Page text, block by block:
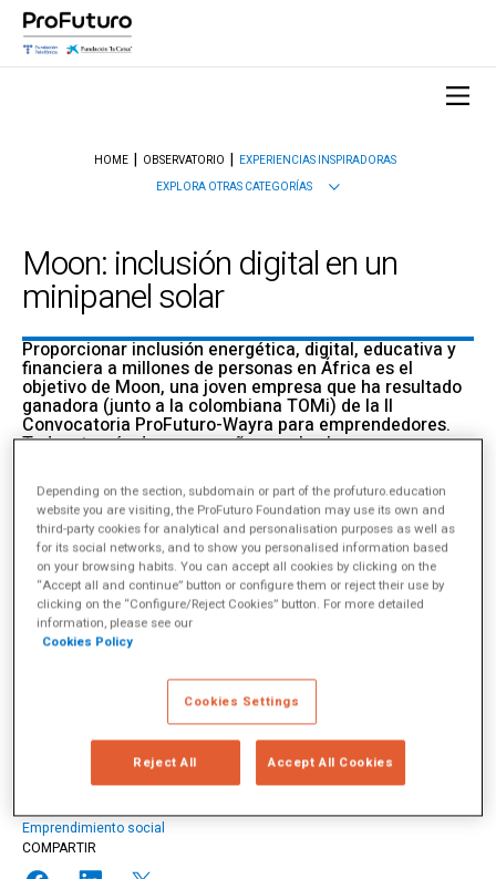
HOME OBSERVATORIO
EXPERIENCIAS INSPIRADORAS
EXPLORA OTRAS CATEGORÍAS
Moon: inclusión digital en un
minipanel solar
Proporcionar inclusión energética, digital, educativa y
financiera a millones de personas en África es el
objetivo de Moon, una joven empresa que ha resultado
ganadora (junto a la colombiana TOMi) de la II
Convocatoria ProFuturo-Wayra para emprendedores.
Todo a través de un pequeño panel solar no mayor que
Samuel, CEO de Moon, nos lo cuenta en este vídeo.
21 junio 2021
Thomas Samuel
Thomas Samuel creó Sunna Design en 2010, con la idea de
responder a las necesidades de electrificación rural en los países
Emprendimiento social
COMPARTIR
Depending on the section, subdomain or part of the profuturo.education
website you are visiting, the ProFuturo Foundation may use its own and
third-party cookies for analytical and personalisation purposes as well as
for its social networks, and to show you personalised information based
on your browsing habits. You can accept all cookies by clicking on the
“Accept all and continue” button or configure them or reject their use by
clicking on the “Configure/Reject Cookies” button. For more detailed
information, please see our
Cookies Policy
Cookies Settings
Reject All Accept All Cookies